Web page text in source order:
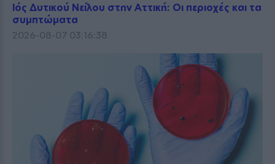
Ιός Δυτικού Νείλου στην Αττική: Οι περιοχές και τα
συμπτώματα
2026-08-07 03:16:38